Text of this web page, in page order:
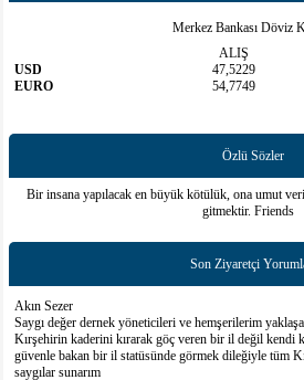
Merkez Bankası Döviz
ALIŞ
USD
47,5229
EURO
54,7749
Özlü Sözler
Bir insana yapılacak en büyük kötülük, ona umut
gitmektir. Friends
Son Ziyaretçi
Akın Sezer
Saygı değer dernek yöneticileri ve hemşerilerim
Kırşehirin kaderini kırarak göç veren bir il değil kendi
güvenle bakan bir il statüsünde görmek dileğiyle tüm
saygılar sunarım